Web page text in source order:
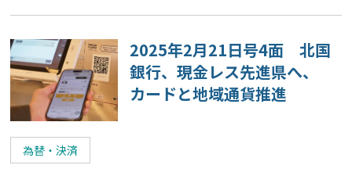
2025年2月21日号4面 北国
銀行、現金レス先進県へ、
カードと地域通貨推進
為替・決済